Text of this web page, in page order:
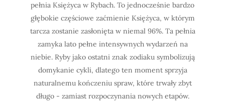
pełnia Księżyca w Rybach. To jednocześnie bardzo
głębokie częściowe zaćmienie Księżyca, w którym
tarcza zostanie zasłonięta w niemal 96%. Ta pełnia
zamyka lato pełne intensywnych wydarzeń na
niebie. Ryby jako ostatni znak zodiaku symbolizują
domykanie cykli, dlatego ten moment sprzyja
naturalnemu kończeniu spraw, które trwały zbyt
długo - zamiast rozpoczynania nowych etapów.